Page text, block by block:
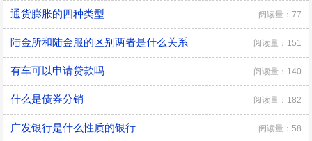
通货膨胀的四种类型 阅读量：77
陆金所和陆金服的区别两者是什么关系 阅读量：151
有车可以申请贷款吗 阅读量：140
什么是债券分销 阅读量：182
广发银行是什么性质的银行 阅读量：58